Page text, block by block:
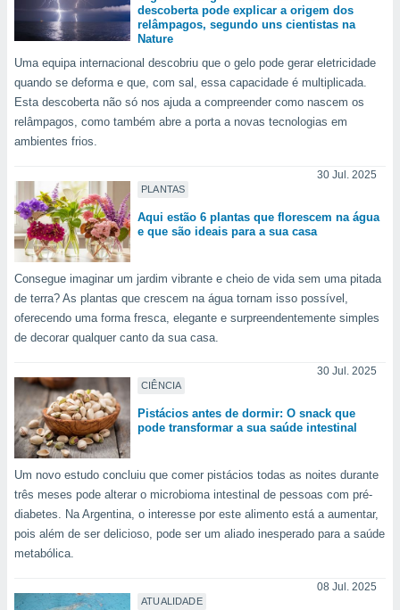
descoberta pode explicar a origem dos
relâmpagos, segundo uns cientistas na
Nature
Uma equipa internacional descobriu que o gelo pode gerar eletricidade
quando se deforma e que, com sal, essa capacidade é multiplicada.
Esta descoberta não só nos ajuda a compreender como nascem os
relâmpagos, como também abre a porta a novas tecnologias em
ambientes frios.
PLANTAS
30 Jul. 2025
Aqui estão 6 plantas que florescem na água
e que são ideais para a sua casa
Consegue imaginar um jardim vibrante e cheio de vida sem uma pitada
de terra? As plantas que crescem na água tornam isso possível,
oferecendo uma forma fresca, elegante e surpreendentemente simples
de decorar qualquer canto da sua casa.
CIÊNCIA
30 Jul. 2025
Pistácios antes de dormir: O snack que
pode transformar a sua saúde intestinal
Um novo estudo concluiu que comer pistácios todas as noites durante
três meses pode alterar o microbioma intestinal de pessoas com pré-
diabetes. Na Argentina, o interesse por este alimento está a aumentar,
pois além de ser delicioso, pode ser um aliado inesperado para a saúde
metabólica.
ATUALIDADE
08 Jul. 2025